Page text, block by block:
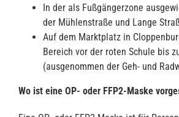
In der als Fußgängerzone
der Mühlenstraße und Lange
Auf dem Marktplatz in
Bereich vor der roten Schule bis
(ausgenommen der Geh- und
Wo ist eine OP- oder FFP2-Maske